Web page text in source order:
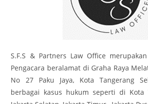
S.F.S & Partners Law Office
Pengacara beralamat di Graha Raya
No 27 Paku Jaya, Kota Tangerang
berbagai kasus hukum seperti di Kota